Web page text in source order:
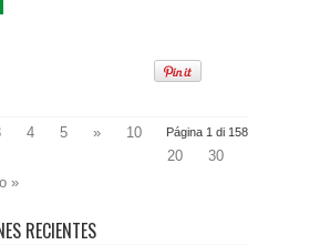
Página 1 di 158
4 5 »
10
20
30
»
RECIENTES